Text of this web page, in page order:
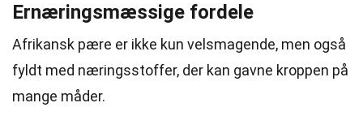
Ernæringsmæssige fordele
Afrikansk pære er ikke kun velsmagende, men også
fyldt med næringsstoffer, der kan gavne kroppen på
mange måder.